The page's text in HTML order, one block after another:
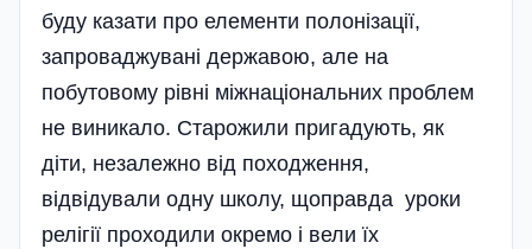
буду казати про елементи полонізації,
запроваджувані державою, але на
побутовому рівні міжнаціональних проблем
не виникало. Старожили пригадують, як
діти, незалежно від походження,
відвідували одну школу, щоправда уроки
релігії проходили окремо і вели їх